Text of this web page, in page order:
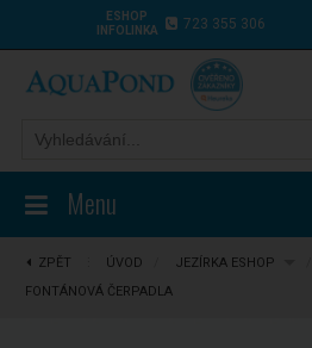
ESHOP
INFOLINKA
723 355 306
Menu
ZPĚT ÚVOD JEZÍRKA ESHOP
FONTÁNOVÁ ČERPADLA